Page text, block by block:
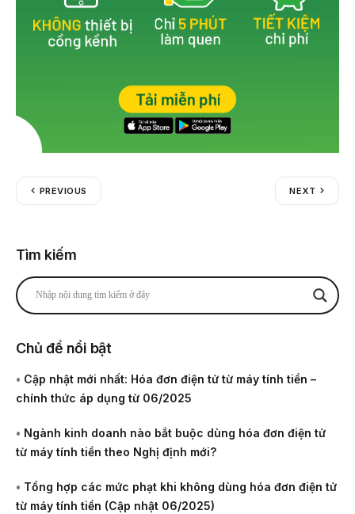
PREVIOUS NEXT
Tìm kiếm
Chủ đề nổi bật
• Cập nhật mới nhất: Hóa đơn điện tử từ máy tính tiền –
chính thức áp dụng từ 06/2025
• Ngành kinh doanh nào bắt buộc dùng hóa đơn điện tử
từ máy tính tiền theo Nghị định mới?
• Tổng hợp các mức phạt khi không dùng hóa đơn điện tử
từ máy tính tiền (Cập nhật 06/2025)